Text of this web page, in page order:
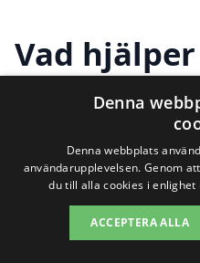
Vad
bestämma
solpaneler
När det kommer
solpaneler i
Denna
Denna webbplats
användarupplevelsen. Genom
du till alla cookies i
ACCEPTERA ALLA